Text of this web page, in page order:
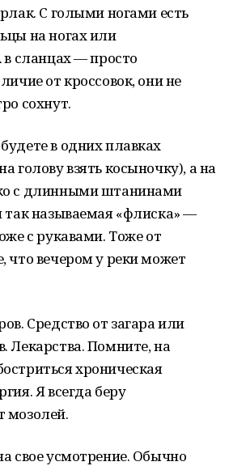
С голыми ногами есть
на ногах или
в сланцах — просто
от кроссовок, они не
сохнут.
в одних плавках
голову взять косыночку), а на
с длинными штанинами
так называемая «флиска» —
с рукавами. Тоже от
что вечером у реки может
Средство от загара или
Лекарства. Помните, на
хроническая
Я всегда беру
мозолей.
свое усмотрение. Обычно